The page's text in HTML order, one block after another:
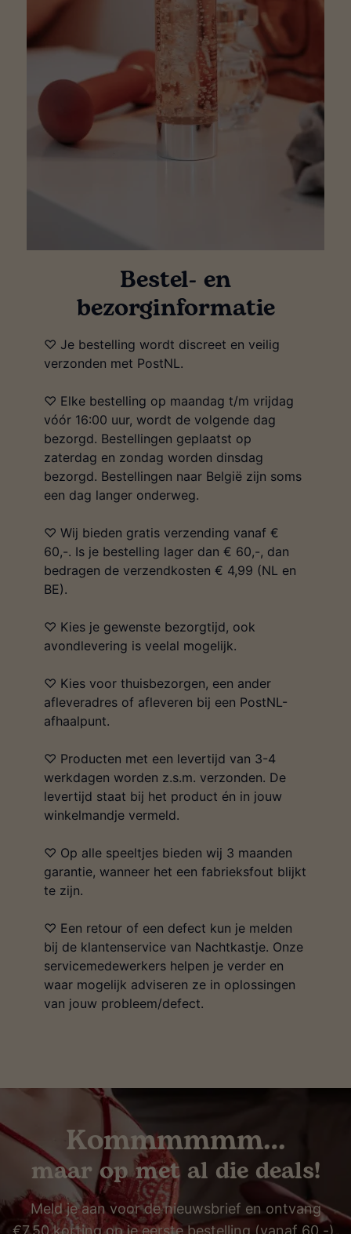
Bestel- en
bezorginformatie
♡ Je bestelling wordt discreet en veilig
verzonden met PostNL.
♡ Elke bestelling op maandag t/m vrijdag
vóór 16:00 uur, wordt de volgende dag
bezorgd. Bestellingen geplaatst op
zaterdag en zondag worden dinsdag
bezorgd. Bestellingen naar België zijn soms
een dag langer onderweg.
♡ Wij bieden gratis verzending vanaf €
60,-. Is je bestelling lager dan € 60,-, dan
bedragen de verzendkosten € 4,99 (NL en
BE).
♡ Kies je gewenste bezorgtijd, ook
avondlevering is veelal mogelijk.
♡ Kies voor thuisbezorgen, een ander
afleveradres of afleveren bij een PostNL-
afhaalpunt.
♡ Producten met een levertijd van 3-4
werkdagen worden z.s.m. verzonden. De
levertijd staat bij het product én in jouw
winkelmandje vermeld.
♡ Op alle speeltjes bieden wij 3 maanden
garantie, wanneer het een fabrieksfout blijkt
te zijn.
♡ Een retour of een defect kun je melden
bij de klantenservice van Nachtkastje. Onze
servicemedewerkers helpen je verder en
waar mogelijk adviseren ze in oplossingen
van jouw probleem/defect.
Kommmmmm…
maar op met al die deals!
Meld je aan voor de nieuwsbrief en ontvang
€7,50 korting op je eerste bestelling (vanaf 60,-).